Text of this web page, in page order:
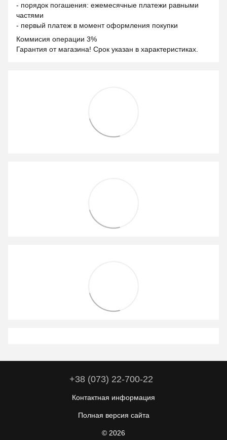
- порядок погашения: ежемесячные платежи равными
частями
- первый платеж в момент оформления покупки
Коммисия операции 3%
Гарантия от магазина! Срок указан в характеристиках.
+38 (073) 22-700-22
Контактная информация
Полная версия сайта
© 2026